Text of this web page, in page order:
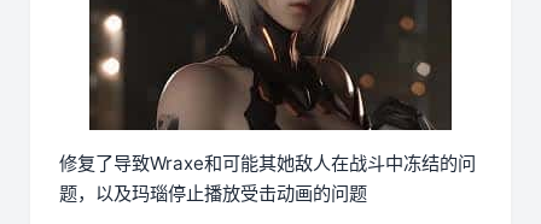
修复了导致Wraxe和可能其她敌人在战斗中冻结的问
题，以及玛瑙停止播放受击动画的问题